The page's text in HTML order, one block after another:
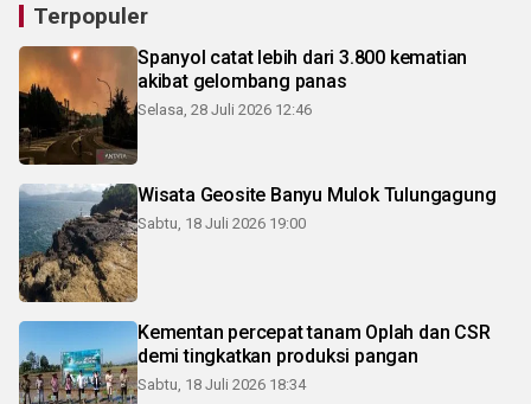
Terpopuler
Spanyol catat lebih dari 3.800 kematian
akibat gelombang panas
Selasa, 28 Juli 2026 12:46
Wisata Geosite Banyu Mulok Tulungagung
Sabtu, 18 Juli 2026 19:00
Kementan percepat tanam Oplah dan CSR
demi tingkatkan produksi pangan
Sabtu, 18 Juli 2026 18:34